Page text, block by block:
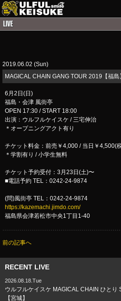
2019.06.02 (Sun)
MAGICAL CHAIN GANG TOUR 2019【福島
6月2日(日)
福島・会津 風街亭
OPEN 17:30 / START 18:00
出演：ウルフルケイスケ / 三宅伸治
＊オープニングアクト有り
チケット料金：前売￥4,000 / 当日￥4,500(
＊学割有り / 小学生無料
チケット予約受付：3月23日(土)〜
■電話予約 TEL：0242-24-9874
(問)風街亭 TEL：0242-24-9874
https://kazemachi.jimdo.com/
福島県会津若松市中央1丁目1-40
前の記事へ
RECENT LIVE
2026.08.18.Tue
ウルフルケイスケ MAGICAL CHAIN ひとり
【宮城】